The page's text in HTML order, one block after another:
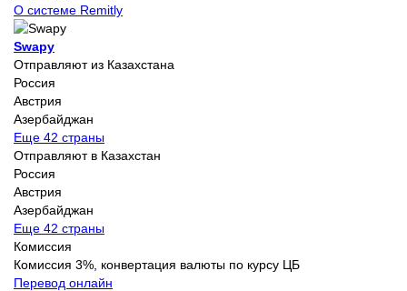
О системе Remitly
Swapy
Отправляют из Казахстана
Россия
Австрия
Азербайджан
Еще 42 страны
Отправляют в Казахстан
Россия
Австрия
Азербайджан
Еще 42 страны
Комиссия
Комиссия 3%, конвертация валюты по курсу ЦБ
Перевод онлайн